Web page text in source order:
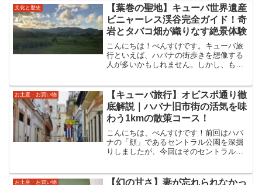
Revolución）です。今回は、この広場が
持つ...
文化と歴史
【葉巻の聖地】キューバ世界遺産
ビニャーレス渓谷完全ガイド！奇
岩とタバコ畑が織りなす絶景体験
こんにちは！べんすけです。キューバ旅
行といえば、ハバナの街歩きを想像する
人が多いかもしれません。しかし、もし
対に外せない世界遺産があります。それ
が、キューバ西部に位置する...
お土産・お買い物
【キューバ旅行】オビスポ通り徹
底解説｜ハバナ旧市街の活気を味
わう1kmの散策コース！
こんにちは、べんすけです！前回はハバ
ナの「顔」であるセントラル公園を深掘
りしましたが、今回はそのセントラル公
ましょう。石畳の道に色鮮やかなコロニ
お土産・お買い物
【幻の甘さ】妻が忘れられなかっ